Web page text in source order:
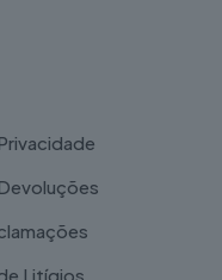
Litígios